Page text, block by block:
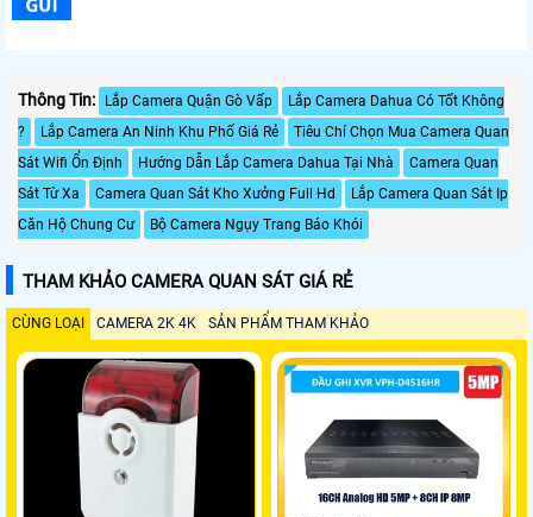
Thông Tin: Lắp Camera Quận Gò Vấp
Lắp Camera Dahua Có Tốt Không
?
Lắp Camera An Ninh Khu Phố Giá Rẻ
Tiêu Chí Chọn Mua Camera Quan
Sát Wifi Ổn Định
Hướng Dẫn Lắp Camera Dahua Tại Nhà
Camera Quan
Sát Từ Xa
Camera Quan Sát Kho Xưởng Full Hd
Lắp Camera Quan Sát Ip
Căn Hộ Chung Cư
Bộ Camera Ngụy Trang Báo Khói
THAM KHẢO CAMERA QUAN SÁT GIÁ RẺ
CÙNG LOẠI CAMERA 2K 4K SẢN PHẨM THAM KHẢO